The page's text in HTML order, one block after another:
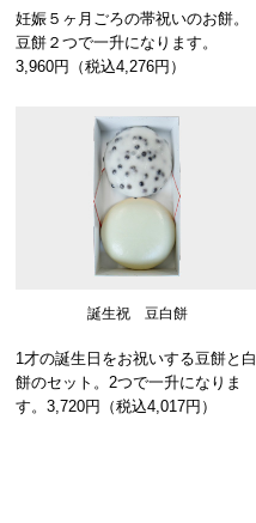
妊娠５ヶ月ごろの帯祝いのお餅。
豆餅２つで一升になります。
3,960円（税込4,276円）
誕生祝 豆白餅
1才の誕生日をお祝いする豆餅と白
餅のセット。2つで一升になりま
す。3,720円（税込4,017円）